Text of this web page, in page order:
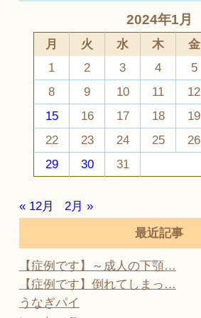
2024年1月
月 火 水 木 金
1
2 3 4 5
8
9 10 11 12
15
16 17 18 19
22
23 24 25 26
29
30 31
« 12月
2月 »
最近記事
【症例です】～成人の下顎…
【症例です】倒れてしまっ…
うなぎパイ